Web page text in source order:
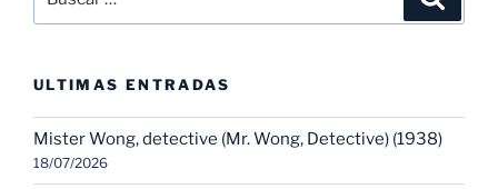
por:
ULTIMAS ENTRADAS
Mister Wong, detective (Mr. Wong, Detective) (1938)
18/07/2026